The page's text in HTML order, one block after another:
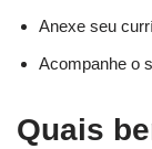
Anexe seu
Acompanhe o
Quais